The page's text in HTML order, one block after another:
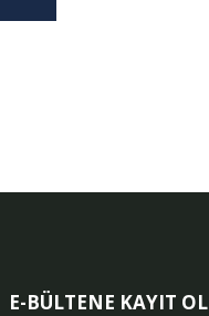
E-BÜLTENE KAYIT OL